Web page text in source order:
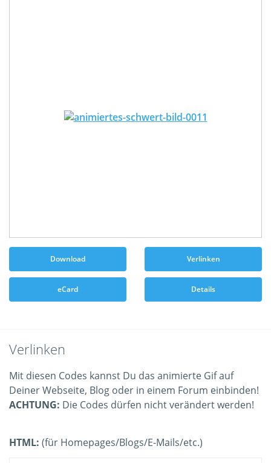
Download Verlinken
eCard Details
Verlinken
Mit diesen Codes kannst Du das animierte Gif auf
Deiner Webseite, Blog oder in einem Forum einbinden!
ACHTUNG: Die Codes dürfen nicht verändert werden!
HTML: (für Homepages/Blogs/E-Mails/etc.)